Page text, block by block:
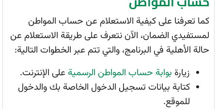
كما تعرفنا على كيفية الاستعلام عن حساب المواطن
لمستفيدي الضمان، الآن نتعرف على طريقة الاستعلام عن
حالة الأهلية في البرنامج، والتي تتم عبر الخطوات التالية:
زيارة بوابة حساب المواطن الرسمية على الإنترنت.
كتابة بيانات تسجيل الدخول الخاصة بك والدخول
للموقع.